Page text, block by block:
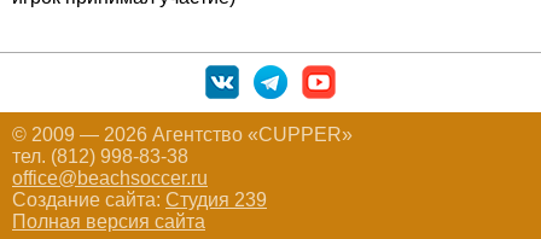
© 2009 — 2026 Агентство «CUPPER»
тел. (812) 998-83-38
office@beachsoccer.ru
Создание сайта: Студия 239
Полная версия сайта